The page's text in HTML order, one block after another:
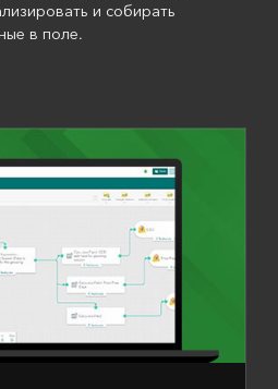
и собирать
в поле.